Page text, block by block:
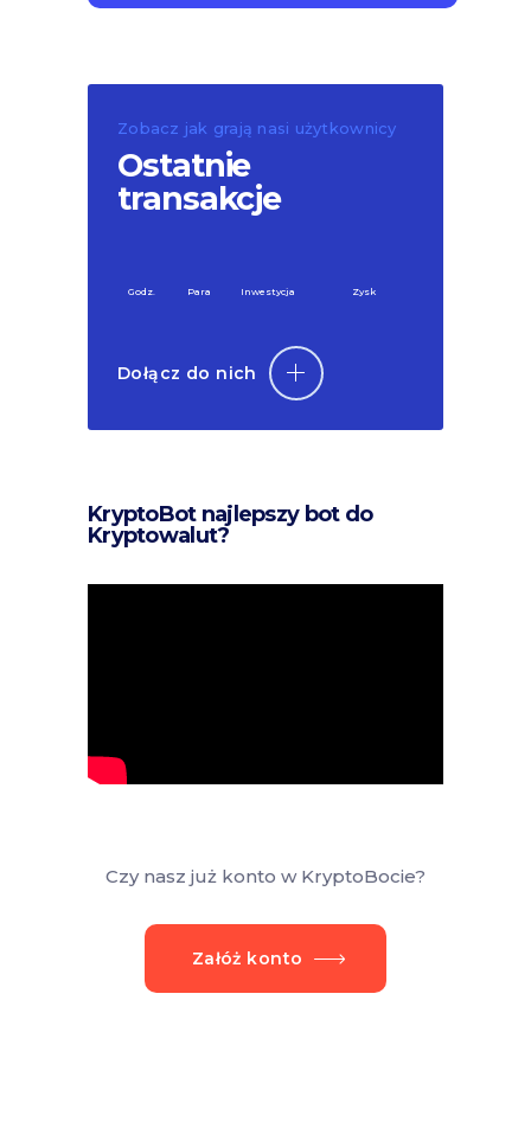
Zobacz jak grają nasi użytkownicy
Ostatnie
transakcje
Godz. Para Inwestycja Zysk
Dołącz do nich
KryptoBot najlepszy bot do
Kryptowalut?
Czy nasz już konto w KryptoBocie?
Załóż konto